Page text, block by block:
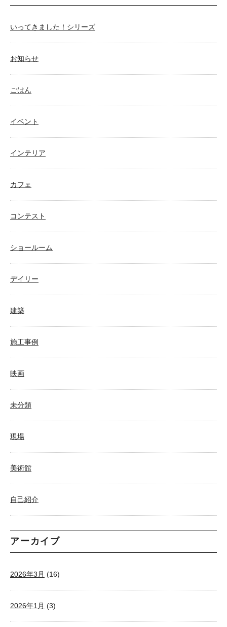
いってきました！シリーズ
お知らせ
ごはん
イベント
インテリア
カフェ
コンテスト
ショールーム
デイリー
建築
施工事例
映画
未分類
現場
美術館
自己紹介
アーカイブ
2026年3月 (16)
2026年1月 (3)